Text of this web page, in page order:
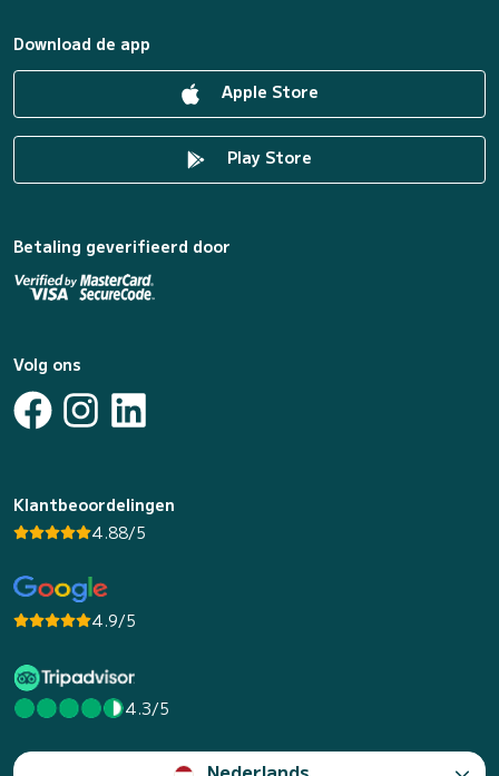
Download de app
Apple Store
Play Store
Betaling geverifieerd door
Volg ons
Klantbeoordelingen
4.88/5
4.9/5
4.3/5